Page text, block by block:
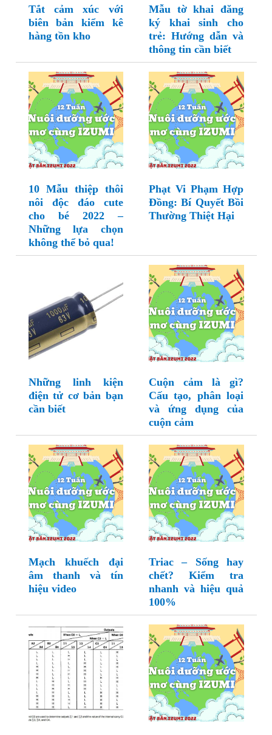
Tắt cảm xúc với
biên bản kiểm kê
hàng tồn kho
Mẫu tờ khai đăng
ký khai sinh cho
trẻ: Hướng dẫn và
thông tin cần biết
10 Mẫu thiệp thôi
nôi độc đáo cute
cho bé 2022 –
Những lựa chọn
không thể bỏ qua!
Phạt Vi Phạm Hợp
Đồng: Bí Quyết Bồi
Thường Thiệt Hại
Những linh kiện
điện tử cơ bản bạn
cần biết
Cuộn cảm là gì?
Cấu tạo, phân loại
và ứng dụng của
cuộn cảm
Mạch khuếch đại
âm thanh và tín
hiệu video
Triac – Sống hay
chết? Kiểm tra
nhanh và hiệu quả
100%